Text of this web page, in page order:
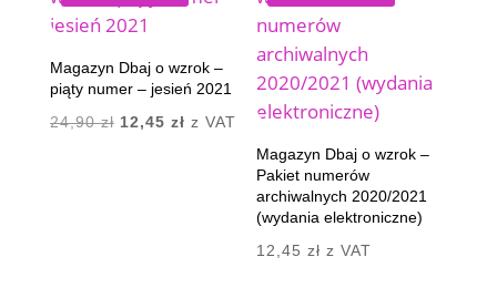
Magazyn Dbaj o wzrok –
piąty numer – jesień 2021
24,90zł Pierwotna
12,45 złAktualna
z VAT
Magazyn Dbaj o wzrok –
Pakiet numerów
archiwalnych 2020/2021
(wydania elektroniczne)
12,45zł z VAT